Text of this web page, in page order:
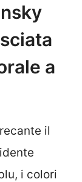
a
il
i colori